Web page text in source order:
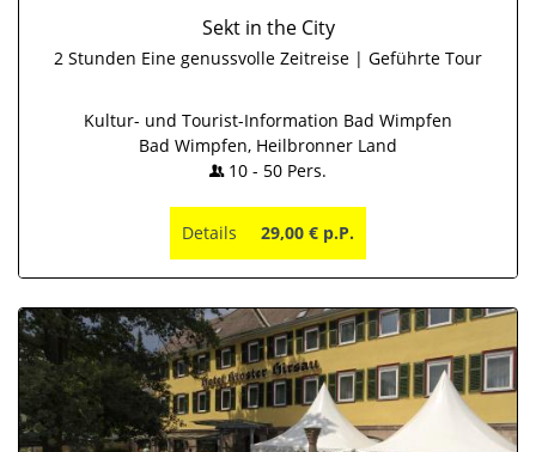
Sekt in the City
2 Stunden Eine genussvolle Zeitreise | Geführte Tour
Kultur- und Tourist-Information Bad Wimpfen
Bad Wimpfen, Heilbronner Land
10 - 50 Pers.
Details 29,00 € p.P.